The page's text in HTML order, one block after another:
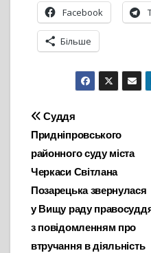
Facebook
Більше
Навігація
записів
Суддя
Придніпровського
районного суду міста
Черкаси Світлана
Позарецька звернулася
у Вищу раду
з повідомленням про
втручання в діяльність